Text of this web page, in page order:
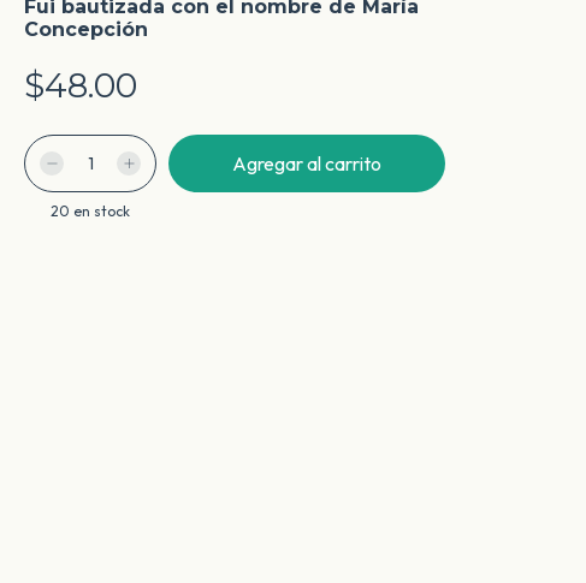
Fui bautizada con el nombre de María
Concepción
$48.00
20 en stock